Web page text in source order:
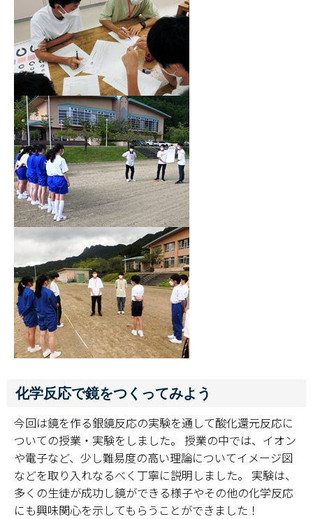
化学反応で鏡をつくってみよう
今回は鏡を作る銀鏡反応の実験を通して酸化還元反応に
ついての授業・実験をしました。 授業の中では、イオン
や電子など、少し難易度の高い理論についてイメージ図
などを取り入れなるべく丁寧に説明しました。 実験は、
多くの生徒が成功し鏡ができる様子やその他の化学反応
にも興味関心を示してもらうことができました！